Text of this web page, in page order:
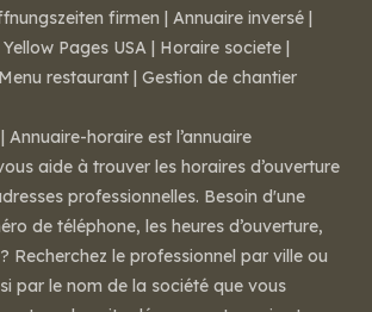
firmen | Annuaire inversé |
Yellow Pages USA | Horaire societe |
Menu restaurant | Gestion de chantier
horaire est l’annuaire
aide à trouver les horaires d’ouverture
professionnelles. Besoin d'une
de téléphone, les heures d’ouverture,
Recherchez le professionnel par ville ou
par le nom de la société que vous